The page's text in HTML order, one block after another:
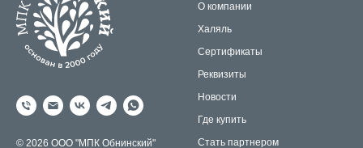
© 2026 ООО "МПК Обнинский"
О компании
Халяль
Сертификаты
Реквизиты
Новости
Где купить
Стать партнером